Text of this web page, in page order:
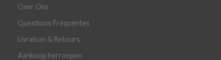
Over Ons
Questions Fréquentes
Livraison & Retours
Aankoop herroepen